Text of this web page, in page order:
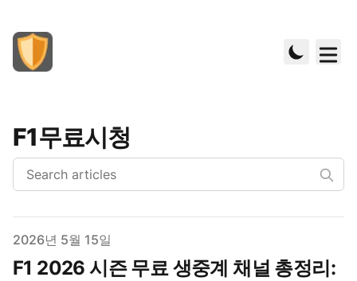
F1무료시청
Published on
2026년 5월 15일
F1 2026 시즌 무료 생중계 채널 총정리: